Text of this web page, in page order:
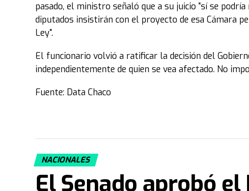
pasado, el ministro señaló que a su juicio "sí se
diputados insistirán con el proyecto de esa Cámara
Ley".
El funcionario volvió a ratificar la decisión del
independientemente de quien se vea afectado. No
Fuente: Data Chaco
NACIONALES
El Senado aprobó el